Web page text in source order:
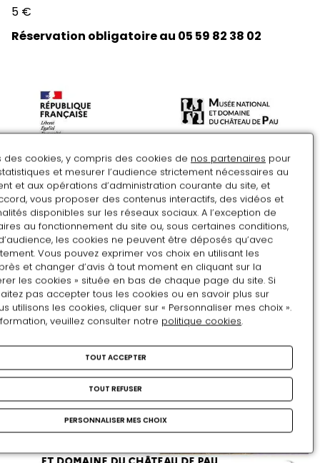
5 €
Réservation obligatoire au 05 59 82 38 02
des cookies, y compris des cookies de nos partenaires pour
et mesurer l’audience strictement nécessaires au
et aux opérations d’administration courante du site, et
vous proposer des contenus interactifs, des vidéos et
disponibles sur les réseaux sociaux. A l’exception de
au fonctionnement du site ou, sous certaines conditions,
les cookies ne peuvent être déposés qu’avec
Vous pouvez exprimer vos choix en utilisant les
et changer d’avis à tout moment en cliquant sur la
les cookies » située en bas de chaque page du site. Si
pas accepter tous les cookies ou en savoir plus sur
utilisons les cookies, cliquer sur « Personnaliser mes choix ».
veuillez consulter notre politique cookies.
TOUT ACCEPTER
TOUT REFUSER
PERSONNALISER MES CHOIX